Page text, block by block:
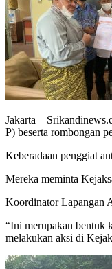
Jakarta –
P) beserta rombongan
Keberadaan penggiat
Mereka meminta
Koordinator Lapangan
“Ini merupakan bentuk
melakukan aksi di